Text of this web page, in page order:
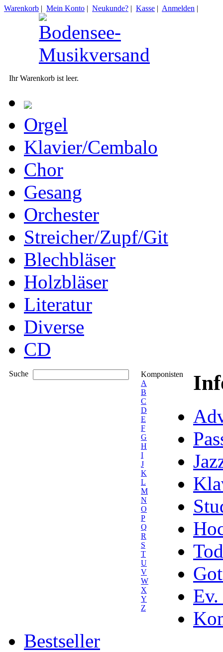
Warenkorb | Mein Konto | Neukunde? | Kasse | Anmelden |
Ihr Warenkorb ist leer.
Orgel
Klavier/Cembalo
Chor
Gesang
Orchester
Streicher/Zupf/Git
Blechbläser
Holzbläser
Literatur
Diverse
CD
Suche
Komponisten
A
B
C
D
E
F
G
H
I
J
K
L
M
N
O
P
Q
R
S
T
U
V
W
X
Y
Z
Ev.
Bestseller